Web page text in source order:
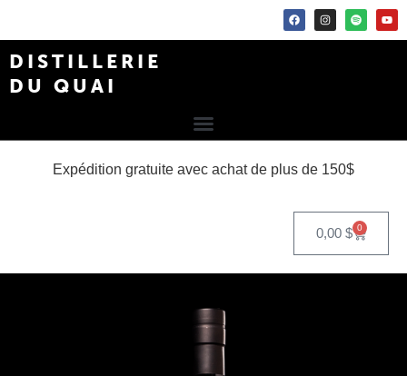
DISTILLERIE
DU QUAI
Expédition gratuite avec achat de plus de 150$
0,00 $ 0